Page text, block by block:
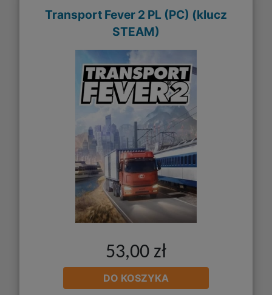
Transport Fever 2 PL (PC) (klucz
STEAM)
53,00 zł
DO KOSZYKA